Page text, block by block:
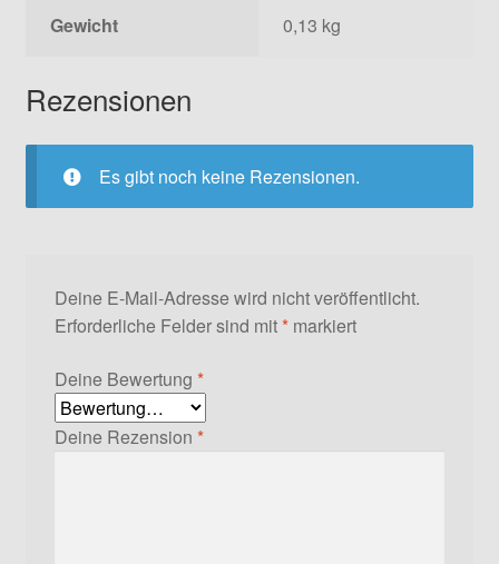
Gewicht 0,13 kg
Rezensionen
Es gibt noch keine Rezensionen.
Deine E-Mail-Adresse wird nicht veröffentlicht.
Erforderliche Felder sind mit*markiert
Deine Bewertung *
Deine Rezension *